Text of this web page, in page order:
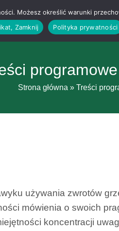
Strona główna » Treści
używania zwrotów
mówienia o swoich
koncentracji
Możesz określić warunki
Zamknij
Polityka prywatności